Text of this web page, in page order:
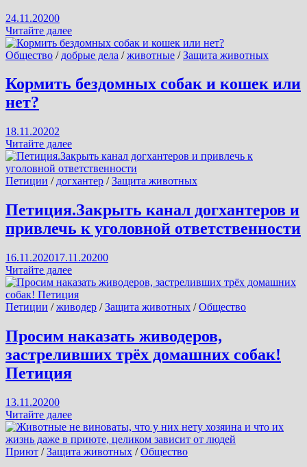
24.11.20200
Репрессии
защитников
животных
нормой?
Петиция
(видео)
Читайте далее
Общество / добрые дела /животные /Защита животных
Кормить бездомных собак и кошек или
нет?
18.11.20202
Кормить
бездомных
собак
и
или
нет?
Читайте далее
Петиции / догхантер /Защита животных
Петиция.Закрыть канал догхантеров и
привлечь к уголовной ответственности
16.11.202017.11.20200
Петиция.Закрыть
канал
догхантеров
и
к
уголовной
ответственности
Читайте далее
Петиции /живодер /Защита животных /Общество
Просим наказать живодеров,
застреливших трёх домашних собак!
Петиция
13.11.20200
Просим
наказать
живодеров,
застреливших
Читайте далее
Приют /Защита животных /Общество